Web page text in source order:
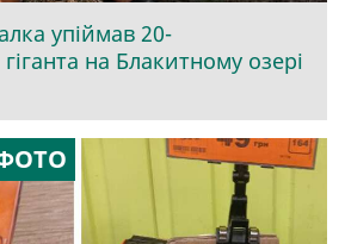
упіймав 20-
на Блакитному озері